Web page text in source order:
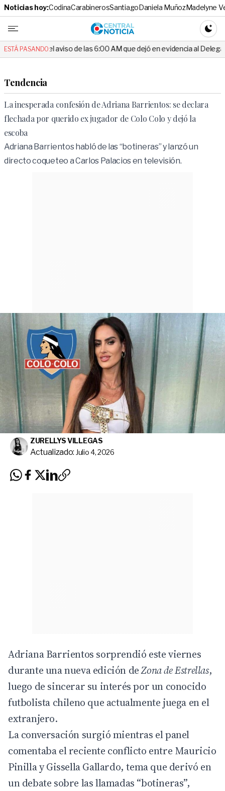
Noticias hoy:CodinaCarabinerosSantiagoDaniela MuñozMadelyne
Central
ESTÁ PASANDO:
de las 6:00 AM que dejó en evidencia al Delegado
Tendencia
La inesperada confesión de Adriana Barrientos: se declara
flechada por querido ex jugador de Colo Colo y dejó la
escoba
Adriana Barrientos habló de las “botineras” y lanzó un
directo coqueteo a Carlos Palacios en televisión.
ZURELLYS VILLEGAS
Actualizado: Julio 4, 2026
Adriana Barrientos sorprendió este viernes
durante una nueva edición deZona de Estrellas,
luego de sincerar su interés por un conocido
futbolista chileno que actualmente juega en el
extranjero.
La conversación surgió mientras el panel
comentaba el reciente conflicto entre Mauricio
Pinilla y Gissella Gallardo, tema que derivó en
un debate sobre las llamadas “botineras”,